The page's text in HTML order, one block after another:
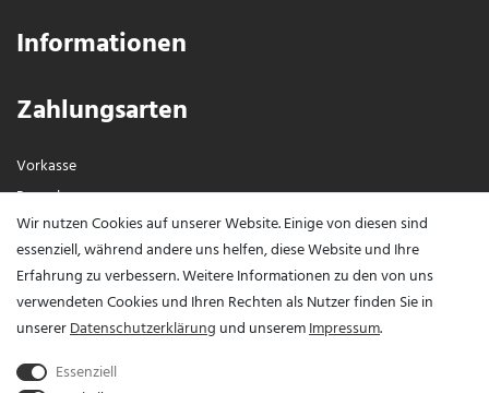
Informationen
Zahlungsarten
Vorkasse
Paypal
Visa / Mastercard
Vertrag widerrufen?
Wir nutzen Cookies auf unserer Website. Einige von diesen sind
essenziell, während andere uns helfen, diese Website und Ihre
Erfahrung zu verbessern. Weitere Informationen zu den von uns
verwendeten Cookies und Ihren Rechten als Nutzer finden Sie in
unsererDaten­schutz­erklärung und unseremImpressum.
Essenziell